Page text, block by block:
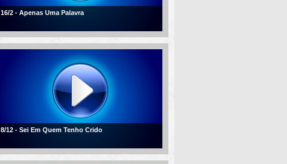
16/2 - Apenas Uma Palavra
8/12 - Sei Em Quem Tenho Crido